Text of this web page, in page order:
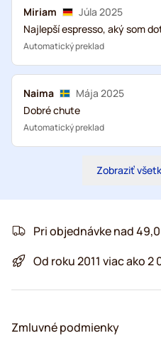
Miriam
Júla 2025
Najlepší espresso, aký som
Automatický preklad
Naima
Mája 2025
Dobré chute
Automatický preklad
Zobraziť
Pri objednávke nad
Od roku 2011 viac ako
Zmluvné podmienky